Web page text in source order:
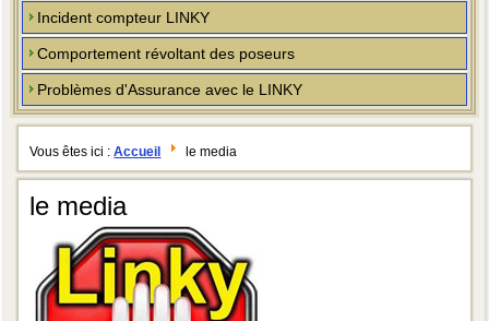
Incident compteur LINKY
Comportement révoltant des poseurs
Problèmes d'Assurance avec le LINKY
Vous êtes ici :Accueil le media
le media